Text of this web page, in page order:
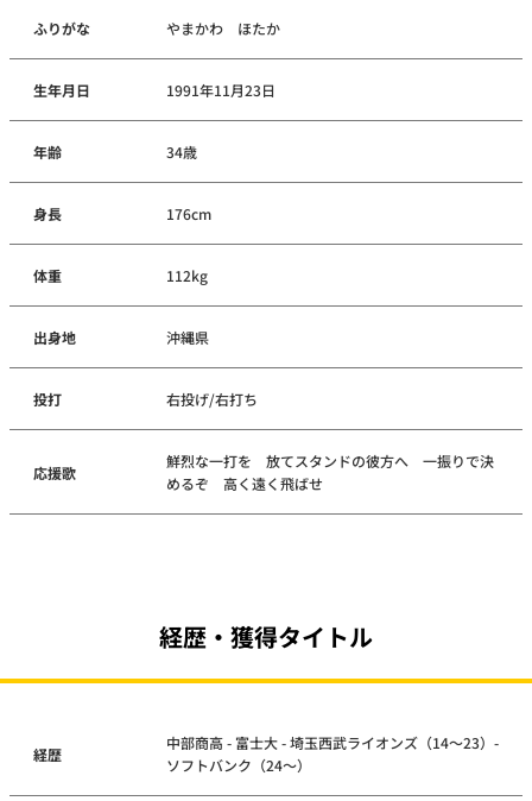
ふりがな やまかわ ほたか
生年月日 1991年11月23日
年齢 34歳
身長 176cm
体重 112kg
出身地 沖縄県
投打 右投げ/右打ち
応援歌
鮮烈な一打を 放てスタンドの彼方へ 一振りで決
めるぞ 高く遠く飛ばせ
経歴・獲得タイトル
経歴
中部商高 - 富士大 - 埼玉西武ライオンズ（14～23）-
ソフトバンク（24～）